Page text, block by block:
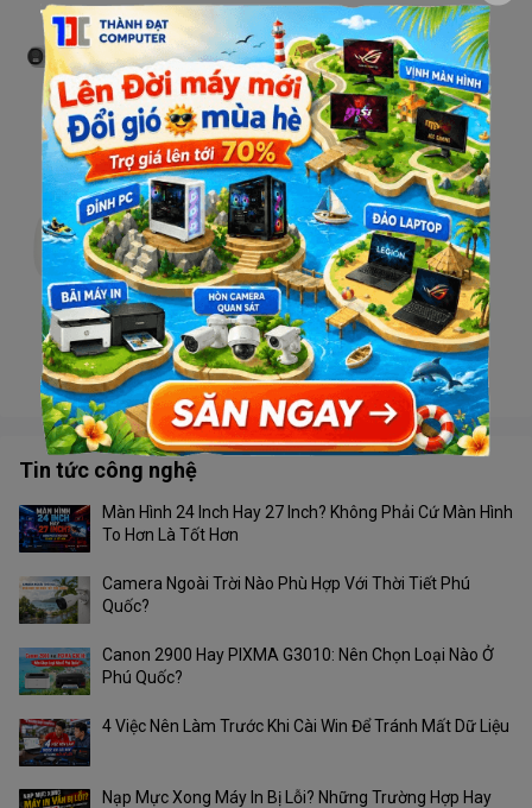
Camera TIANDY TC-C32RN V4.2 Wifi
Liên hệ
Camera TIANDY TC-H333N V4.2 Wifi
Liên hệ
Camera TIANDY TC-H332N V4.1 Wifi
Liên hệ
Camera Tiandy TC-H363U 4G
Liên hệ
Tin tức công nghệ
Màn Hình 24 Inch Hay 27 Inch? Không Phải Cứ Màn Hình
To Hơn Là Tốt Hơn
Camera Ngoài Trời Nào Phù Hợp Với Thời Tiết Phú
Quốc?
Canon 2900 Hay PIXMA G3010: Nên Chọn Loại Nào Ở
Phú Quốc?
4 Việc Nên Làm Trước Khi Cài Win Để Tránh Mất Dữ Liệu
Nạp Mực Xong Máy In Bị Lỗi? Những Trường Hợp Hay